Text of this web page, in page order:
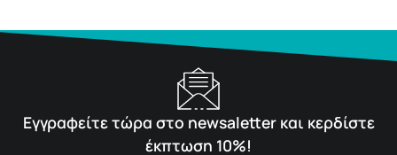
Εγγραφείτε τώρα στο newsaletter και κερδίστε
έκπτωση 10%!